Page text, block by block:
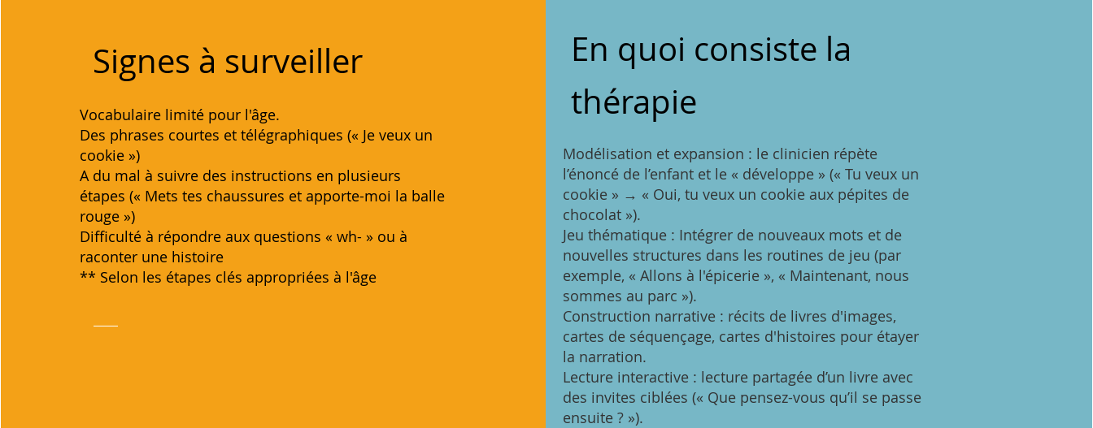
Signes à surveiller
Vocabulaire limité pour l'âge.
Des phrases courtes et télégraphiques (« Je veux un
cookie »)
A du mal à suivre des instructions en plusieurs
étapes (« Mets tes chaussures et apporte-moi la balle
rouge »)
Difficulté à répondre aux questions « wh- » ou à
raconter une histoire
** Selon les étapes clés appropriées à l'âge
En quoi consiste la
thérapie
Modélisation et expansion : le clinicien répète
l’énoncé de l’enfant et le « développe » (« Tu veux un
cookie » → « Oui, tu veux un cookie aux pépites de
chocolat »).
Jeu thématique : Intégrer de nouveaux mots et de
nouvelles structures dans les routines de jeu (par
exemple, « Allons à l'épicerie », « Maintenant, nous
sommes au parc »).
Construction narrative : récits de livres d'images,
cartes de séquençage, cartes d'histoires pour étayer
la narration.
Lecture interactive : lecture partagée d’un livre avec
des invites ciblées (« Que pensez-vous qu’il se passe
ensuite ? »).